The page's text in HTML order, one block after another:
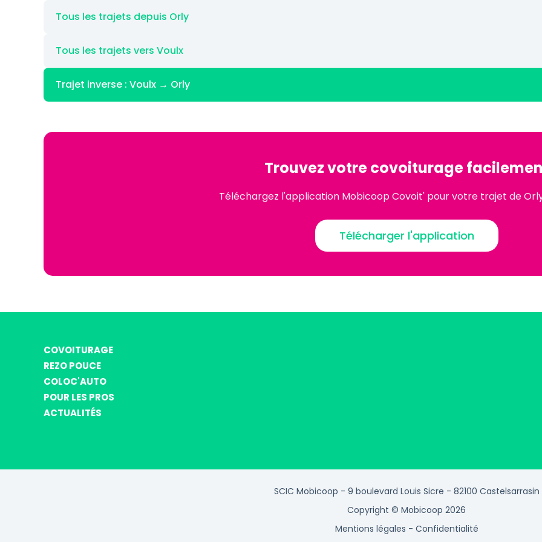
Tous les trajets depuis Orly
Tous les trajets vers Voulx
Trajet inverse : Voulx → Orly
Trouvez votre covoiturage
Téléchargez l'application Mobicoop Covoit' pour votre trajet de
Télécharger l'application
COVOITURAGE
REZO POUCE
COLOC'AUTO
POUR LES PROS
ACTUALITÉS
SCIC Mobicoop - 9 boulevard Louis Sicre - 82100 Castelsarrasin
Copyright © Mobicoop 2026
Mentions légales - Confidentialité